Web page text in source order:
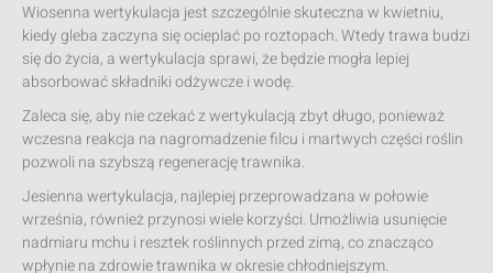
Wiosenna wertykulacja jest szczególnie skuteczna w kwietniu,
kiedy gleba zaczyna się ocieplać po roztopach. Wtedy trawa budzi
się do życia, a wertykulacja sprawi, że będzie mogła lepiej
absorbować składniki odżywcze i wodę.
Zaleca się, aby nie czekać z wertykulacją zbyt długo, ponieważ
wczesna reakcja na nagromadzenie filcu i martwych części roślin
pozwoli na szybszą regenerację trawnika.
Jesienna wertykulacja, najlepiej przeprowadzana w połowie
września, również przynosi wiele korzyści. Umożliwia usunięcie
nadmiaru mchu i resztek roślinnych przed zimą, co znacząco
wpłynie na zdrowie trawnika w okresie chłodniejszym.